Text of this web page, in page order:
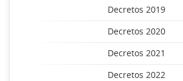
Decretos 2019
Decretos 2020
Decretos 2021
Decretos 2022